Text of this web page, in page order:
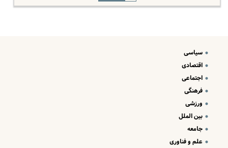
سیاسی
اقتصادی
اجتماعی
فرهنگی
ورزشی
بین الملل
جامعه
علم و فناوری